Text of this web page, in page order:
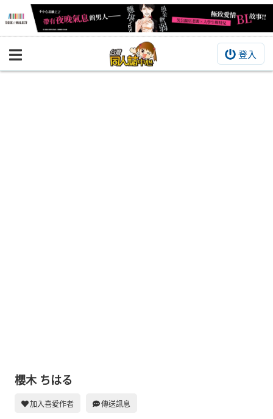
登入
BOOKY書集倉庫
交流中心
攤位轉讓區
櫻木 ちはる
加入喜愛作者 傳送訊息